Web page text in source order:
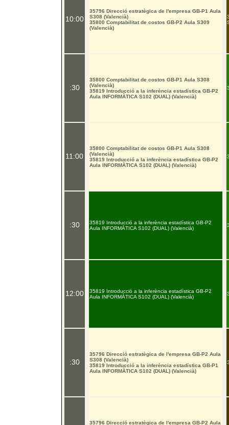
10:00
:30
11:00
:30
12:00
:30
35796 Direcció estratègica de l'empresa GB-P1 Aula
S308 (Valencià)
35800 Comptabilitat de costos GB-P2 Aula S309
(Valencià)
35800 Comptabilitat de costos GB-P1 Aula S308
(Valencià)
35819 Introducció a la inferència estadística GB-P2
Aula INFORMÀTICA S102 (DUAL) (Valencià)
35800 Comptabilitat de costos GB-P1 Aula S308
(Valencià)
35819 Introducció a la inferència estadística GB-P2
Aula INFORMÀTICA S102 (DUAL) (Valencià)
35819 Introducció a la inferència estadística GB-P2
Aula INFORMÀTICA S102 (DUAL) (Valencià)
35819 Introducció a la inferència estadística GB-P2
Aula INFORMÀTICA S102 (DUAL) (Valencià)
35796 Direcció estratègica de l'empresa GB-P2 Aula
S308 (Valencià)
35819 Introducció a la inferència estadística GB-P1
Aula INFORMÀTICA S102 (DUAL) (Valencià)
35796 Direcció estratègica de l'empresa GB-P2 Aula